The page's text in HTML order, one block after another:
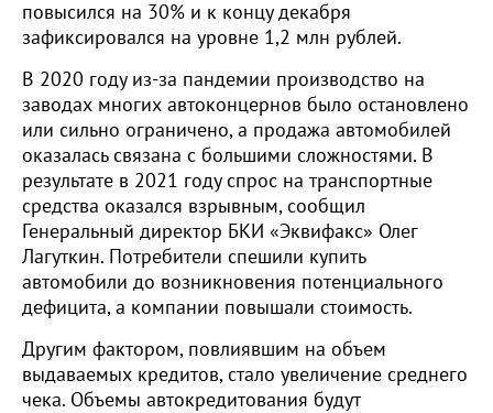
повысился на 30% и к концу декабря
зафиксировался на уровне 1,2 млн рублей.
В 2020 году из-за пандемии производство на
заводах многих автоконцернов было остановлено
или сильно ограничено, а продажа автомобилей
оказалась связана с большими сложностями. В
результате в 2021 году спрос на транспортные
средства оказался взрывным, сообщил
Генеральный директор БКИ «Эквифакс» Олег
Лагуткин. Потребители спешили купить
автомобили до возникновения потенциального
дефицита, а компании повышали стоимость.
Другим фактором, повлиявшим на объем
выдаваемых кредитов, стало увеличение среднего
чека. Объемы автокредитования будут